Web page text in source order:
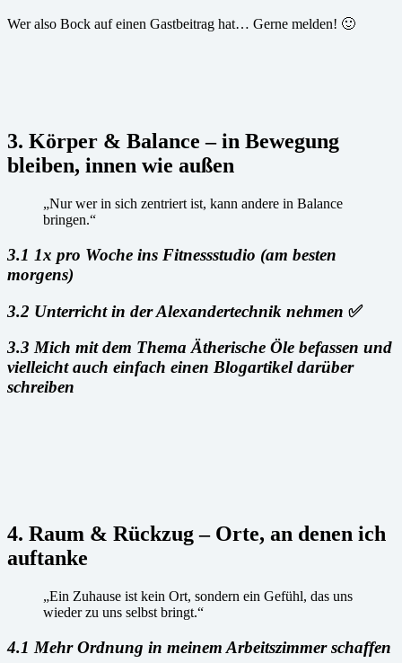
Wer also Bock auf einen Gastbeitrag hat… Gerne melden! 🙂
3. Körper & Balance – in Bewegung
bleiben, innen wie außen
„Nur wer in sich zentriert ist, kann andere in Balance
bringen.“
3.1 1x pro Woche ins Fitnessstudio (am besten
morgens)
3.2 Unterricht in der Alexandertechnik nehmen ✅
3.3 Mich mit dem Thema Ätherische Öle befassen und
vielleicht auch einfach einen Blogartikel darüber
schreiben
4. Raum & Rückzug – Orte, an denen ich
auftanke
„Ein Zuhause ist kein Ort, sondern ein Gefühl, das uns
wieder zu uns selbst bringt.“
4.1 Mehr Ordnung in meinem Arbeitszimmer schaffen